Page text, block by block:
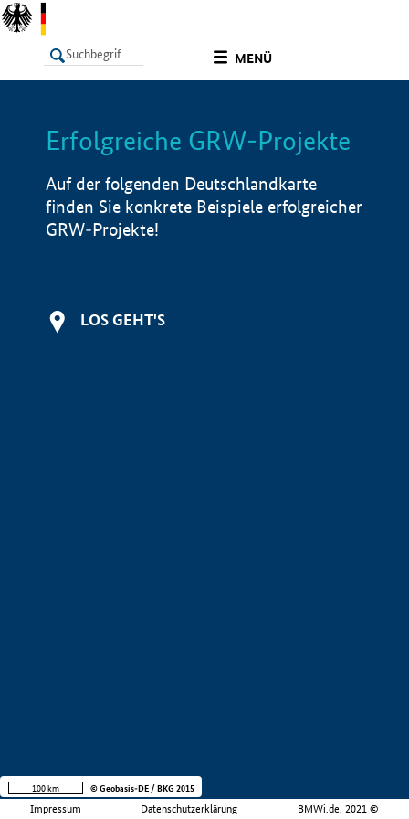
MENÜ
LISTE Info
Erfolgreiche GRW-Projekte
Auf der folgenden Deutschlandkarte
finden Sie konkrete Beispiele erfolgreicher
GRW-Projekte!
LOS GEHT'S
Impressum Datenschutzerklärung BMWi.de, 2021 ©
100 km © Geobasis-DE / BKG 2015